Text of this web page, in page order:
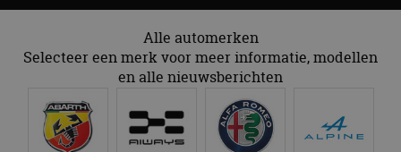
Alle automerken
Selecteer een merk voor meer informatie, modellen
en alle nieuwsberichten